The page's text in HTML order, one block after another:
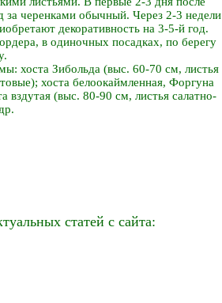
за черенками обычный. Через 2-3 недели
декоративность на 3-5-й год.
в одиночных посадках, по берегу
хоста Зибольда (выс. 60-70 см, листья
хоста белоокаймленная, Форгуна
вздутая (выс. 80-90 см, листья салатно-
статей с сайта: